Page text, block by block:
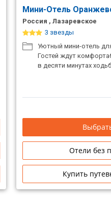
Мини-Отель
Россия , Лазаревское
3 звезды
Уютный мини-отель
Гостей ждут
в десяти минутах
Отели без
Купить